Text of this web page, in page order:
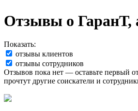
Отзывы о ГаранТ,
Показать:
отзывы клиентов
отзывы сотрудников
Отзывов пока нет — оставьте первый
прочтут другие соискатели и